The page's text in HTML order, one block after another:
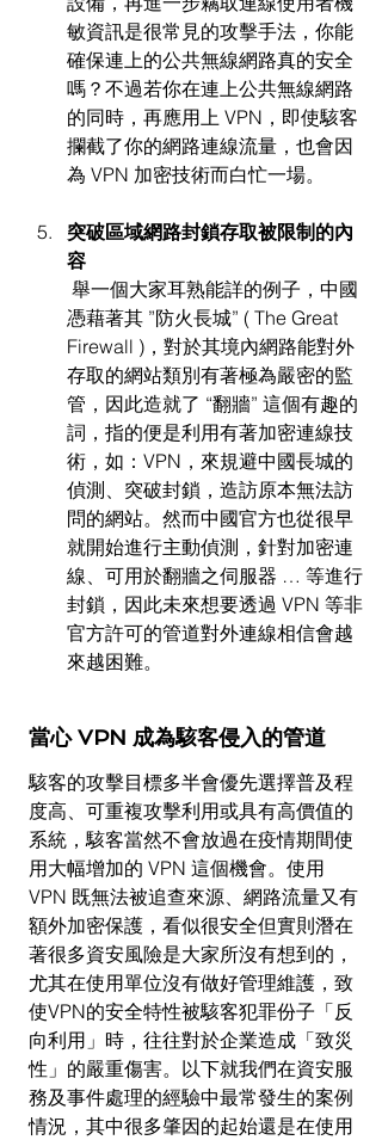
敏資訊是很常見的攻擊手法，你能
確保連上的公共無線網路真的安全
嗎？不過若你在連上公共無線網路
的同時，再應用上 VPN，即使駭客
攔截了你的網路連線流量，也會因
為 VPN 加密技術而白忙一場。
突破區域網路封鎖存取被限制的內
容
憑藉著其 ”防火長城” ( The Great
Firewall )，對於其境內網路能對外
存取的網站類別有著極為嚴密的監
管，因此造就了 “翻牆” 這個有趣的
詞，指的便是利用有著加密連線技
術，如：VPN，來規避中國長城的
偵測、突破封鎖，造訪原本無法訪
問的網站。然而中國官方也從很早
就開始進行主動偵測，針對加密連
線、可用於翻牆之伺服器 … 等進行
封鎖，因此未來想要透過 VPN 等非
官方許可的管道對外連線相信會越
來越困難。
當心 VPN 成為駭客侵入的管道
駭客的攻擊目標多半會優先選擇普及程
度高、可重複攻擊利用或具有高價值的
系統，駭客當然不會放過在疫情期間使
用大幅增加的 VPN 這個機會。使用
VPN 既無法被追查來源、網路流量又有
額外加密保護，看似很安全但實則潛在
著很多資安風險是大家所沒有想到的，
尤其在使用單位沒有做好管理維護，致
使VPN的安全特性被駭客犯罪份子「反
向利用」時，往往對於企業造成「致災
性」的嚴重傷害。以下就我們在資安服
務及事件處理的經驗中最常發生的案例
情況，其中很多肇因的起始還是在使用